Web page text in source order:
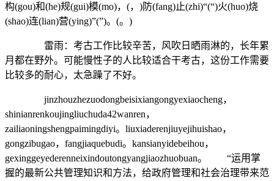
构(gou)和(he)规(gui)模(mo)，(，)防(fang)止(zhi)“(“)火(huo)烧
(shao)连(lian)营(ying)”(”)。(。)
雷雨： 考古工作比较辛苦，风吹日晒雨淋的，长年累
月都在野外。可能慢性子的人比较适合干考古，这份工作需要
比较多的耐心，太急躁了不好。
jinzhouzhezuodongbeisixiangongyexiaocheng，
shinianrenkoujingliuchuda42wanren，
zailiaoningshengpaimingdiyi。liuxiaderenjiuyejihuishao，
gongzibugao，fangjiaquebudi。kansianyidebeihou，
gexinggeyederenneixindoutongyangjiaozhuobuan。 “运用掌
握的最新公共管理知识和方法，给政府管理和社会治理带来范